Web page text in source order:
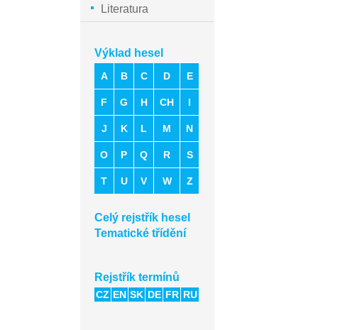
Literatura
Výklad hesel
A B C D E
F G H CH I
J K L M N
O P Q R S
T U V W Z
Celý rejstřík hesel
Tematické třídění
Rejstřík termínů
CZ EN SK DE FR RU